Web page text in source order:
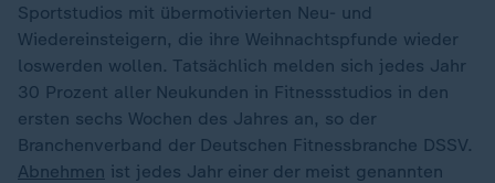
Sportstudios mit übermotivierten Neu- und
Wiedereinsteigern, die ihre Weihnachtspfunde wieder
loswerden wollen. Tatsächlich melden sich jedes Jahr
30 Prozent aller Neukunden in Fitnessstudios in den
ersten sechs Wochen des Jahres an, so der
Branchenverband der Deutschen Fitnessbranche DSSV.
Abnehmen ist jedes Jahr einer der meist genannten